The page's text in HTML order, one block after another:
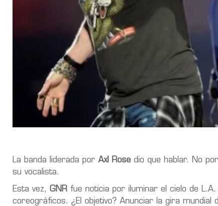
La banda liderada por Axl Rose dio que hablar. No
su vocalista.
Esta vez, GNR fue noticia por iluminar el cielo de
coreográficos. ¿El objetivo? Anunciar la gira mundial